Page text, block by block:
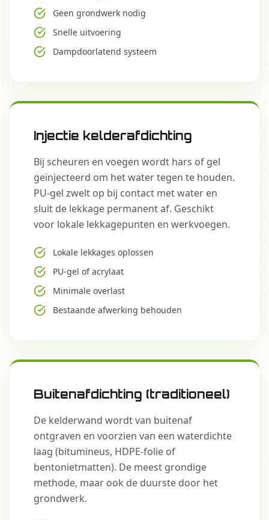
Geen grondwerk nodig
Snelle uitvoering
Dampdoorlatend systeem
Injectie kelderafdichting
Bij scheuren en voegen wordt hars of gel
geïnjecteerd om het water tegen te houden.
PU-gel zwelt op bij contact met water en
sluit de lekkage permanent af. Geschikt
voor lokale lekkagepunten en werkvoegen.
Lokale lekkages oplossen
PU-gel of acrylaat
Minimale overlast
Bestaande afwerking behouden
Buitenafdichting (traditioneel)
De kelderwand wordt van buitenaf
ontgraven en voorzien van een waterdichte
laag (bitumineus, HDPE-folie of
bentonietmatten). De meest grondige
methode, maar ook de duurste door het
grondwerk.